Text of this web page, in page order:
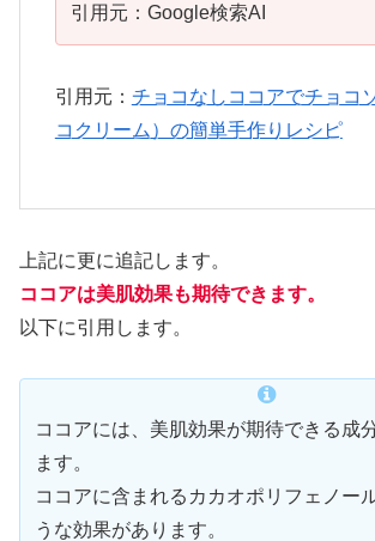
引用元：Google検索AI
引用元： チョコなしココアでチョコ
コクリーム）の簡単手作りレシピ
上記に更に追記します。
ココアは美肌効果も期待できます。
以下に引用します。
ココアには、美肌効果が期待できる成
ます。
ココアに含まれるカカオポリフェノー
うな効果があります。